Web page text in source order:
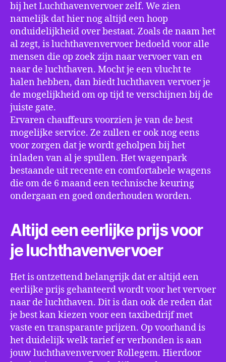
bij het Luchthavenvervoer zelf. We zien
namelijk dat hier nog altijd een hoop
onduidelijkheid over bestaat. Zoals de naam het
al zegt, is luchthavenvervoer bedoeld voor alle
mensen die op zoek zijn naar vervoer van en
naar de luchthaven. Mocht je een vlucht te
halen hebben, dan biedt luchthaven vervoer je
de mogelijkheid om op tijd te verschijnen bij de
juiste gate.
Ervaren chauffeurs voorzien je van de best
mogelijke service. Ze zullen er ook nog eens
voor zorgen dat je wordt geholpen bij het
inladen van al je spullen. Het wagenpark
bestaande uit recente en comfortabele wagens
die om de 6 maand een technische keuring
ondergaan en goed onderhouden worden.
Altijd een eerlijke prijs voor
je luchthavenvervoer
Het is ontzettend belangrijk dat er altijd een
eerlijke prijs gehanteerd wordt voor het vervoer
naar de luchthaven. Dit is dan ook de reden dat
je best kan kiezen voor een taxibedrijf met
vaste en transparante prijzen. Op voorhand is
het duidelijk welk tarief er verbonden is aan
jouw luchthavenvervoer Rollegem. Hierdoor